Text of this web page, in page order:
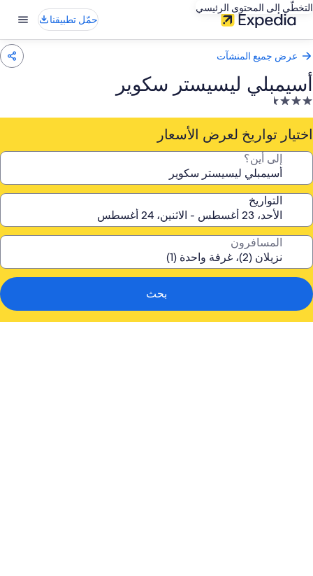
التخطّي إلى المحتوى الرئيسي
حمّل تطبيقنا
عرض جميع المنشآت
أسيمبلي ليسيستر سكوير
منشأة
فندقية
مصنفة
3.5
اختيار تواريخ لعرض الأسعار
إلى أين؟
التواريخ
المسافرون
بحث